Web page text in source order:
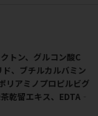
トン、グルコン酸C
、ブチルカルバミン
リアミノプロピルビグ
乾留エキス、EDTA‐